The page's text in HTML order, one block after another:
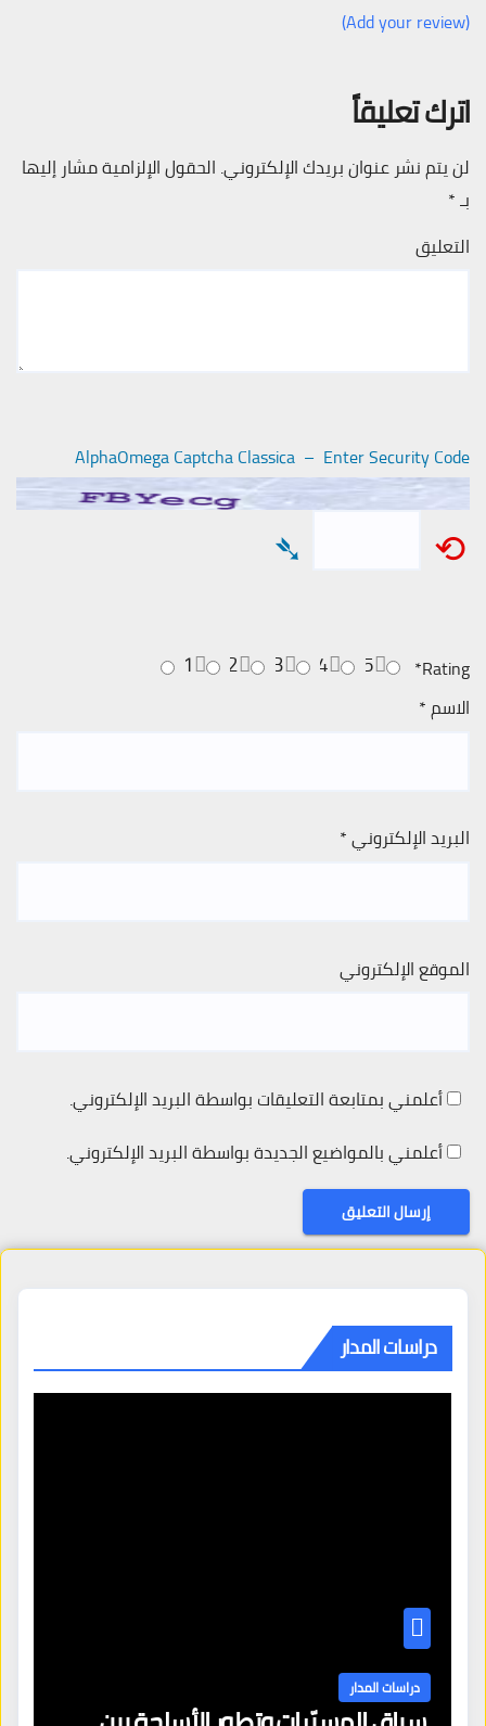
(Add your review)
اترك تعليقاً
لن يتم نشر عنوان بريدك الإلكتروني. الحقول الإلزامية مشار إليها
بـ*
التعليق
AlphaOmega Captcha Classica – Enter Security Code
⟲
➴
Rating
*
5
4
3
2
1
الاسم*
البريد الإلكتروني*
الموقع الإلكتروني
أعلمني بمتابعة التعليقات بواسطة البريد الإلكتروني.
أعلمني بالمواضيع الجديدة بواسطة البريد الإلكتروني.
دراسات المدار
دراسات المدار